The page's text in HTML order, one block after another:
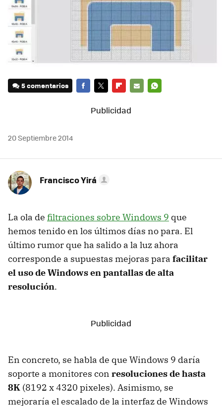
5 comentarios
MAIL
20 Septiembre 2014
Francisco Yirá
La ola de filtraciones sobre Windows 9 que
hemos tenido en los últimos días no para. El
último rumor que ha salido a la luz ahora
corresponde a supuestas mejoras para facilitar
el uso de Windows en pantallas de alta
resolución.
En concreto, se habla de que Windows 9 daría
soporte a monitores con resoluciones de hasta
8K (8192 x 4320 pixeles). Asimismo, se
mejoraría el escalado de la interfaz de Windows